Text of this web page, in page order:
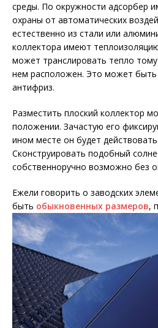
среды. По окружности адсорбер
охраны от автоматических
естественно из стали или
коллектора имеют
может транслировать тепло
нем расположен. Это может быть
антифриз.
Разместить плоский коллектор
положении. Зачастую его
ином месте он будет
Сконструировать подобный
собственноручно возможно без
Ежели говорить о заводских
быть обыкновенных размеров,